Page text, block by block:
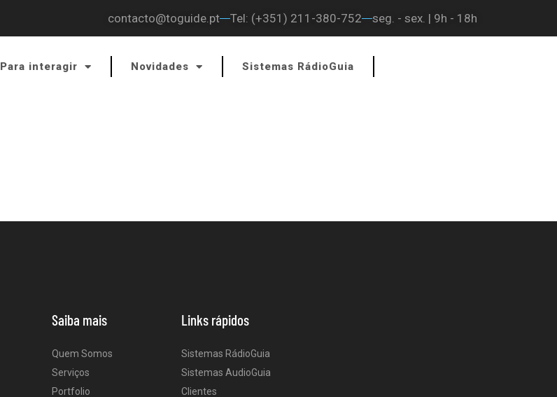
contacto@toguide.pt Tel: (+351) 211-380-752 seg. - sex. | 9h - 18h
Para interagir Novidades Sistemas RádioGuia
Saiba mais
Quem Somos
Serviços
Portfolio
Links rápidos
Sistemas RádioGuia
Sistemas AudioGuia
Clientes